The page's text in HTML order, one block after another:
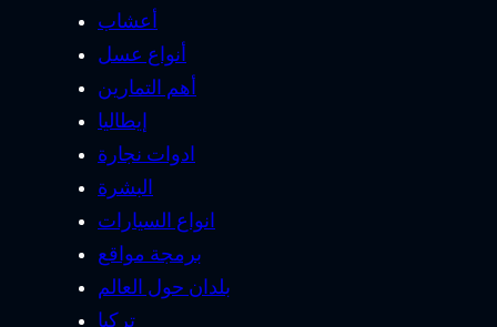
أعشاب
أنواع عسل
أهم التمارين
إيطاليا
ادوات نجارة
البشرة
انواع السيارات
برمجة مواقع
بلدان حول العالم
تركيا